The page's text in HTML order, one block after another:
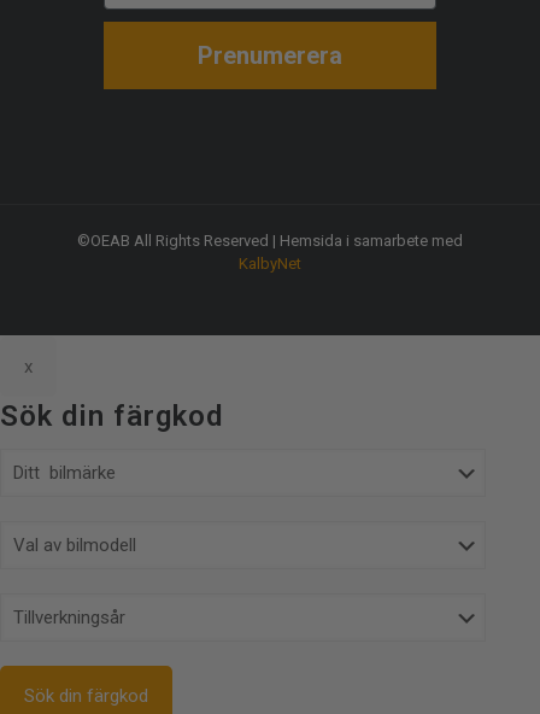
Prenumerera
©OEAB All Rights Reserved | Hemsida i samarbete med
KalbyNet
x
Sök din färgkod
Sök din färgkod